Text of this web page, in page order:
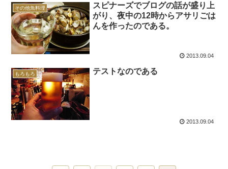
その他魚料理
スピナーズでブログの話が盛り上
がり、夜中の12時からアサリごは
んを作ったのである。
2013.09.04
もろもろ テストなのである
2013.09.04